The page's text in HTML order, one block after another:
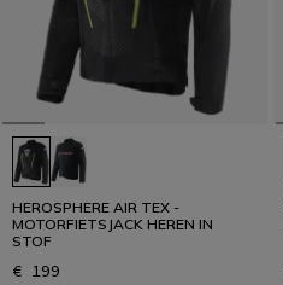
HEROSPHERE AIR TEX -
MOTORFIETSJACK HEREN IN
STOF
€ 199